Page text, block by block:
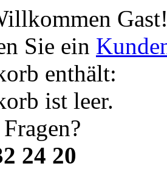
Sie ein
enthält:
ist leer.
24 20